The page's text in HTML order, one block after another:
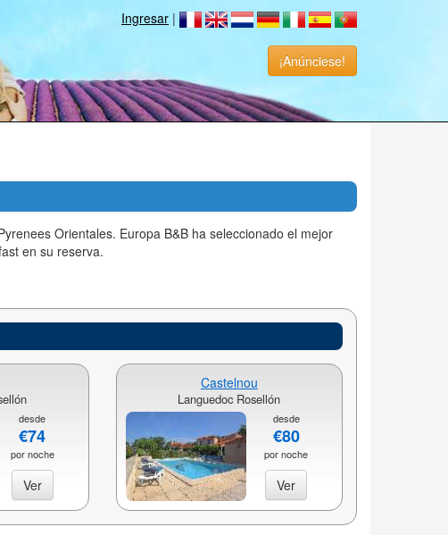
Ingresar |
¡Anúnciese!
Orientales. Europa B&B ha seleccionado el mejor
en su reserva.
desde
€74
por noche
Ver
Castelnou
Languedoc Rosellón
desde
€80
por noche
Ver